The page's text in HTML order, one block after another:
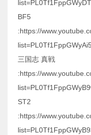
BF5
:https://
三国志 真戦
:https://
ST2
:https://